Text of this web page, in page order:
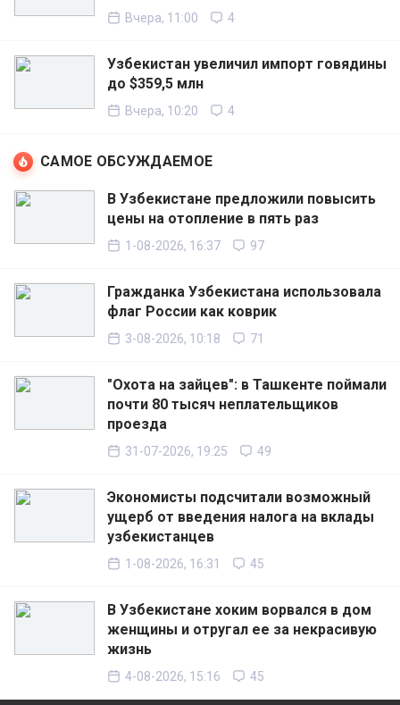
Вчера, 11:00 4
Узбекистан увеличил импорт говядины
до $359,5 млн
Вчера, 10:20 4
САМОЕ ОБСУЖДАЕМОЕ
В Узбекистане предложили повысить
цены на отопление в пять раз
1-08-2026, 16:37 97
Гражданка Узбекистана использовала
флаг России как коврик
3-08-2026, 10:18 71
"Охота на зайцев": в Ташкенте поймали
почти 80 тысяч неплательщиков
проезда
31-07-2026, 19:25 49
Экономисты подсчитали возможный
ущерб от введения налога на вклады
узбекистанцев
1-08-2026, 16:31 45
В Узбекистане хоким ворвался в дом
женщины и отругал ее за некрасивую
жизнь
4-08-2026, 15:16 45